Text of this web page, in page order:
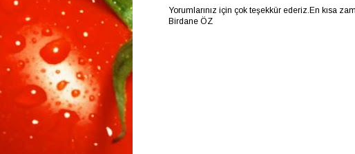
Yorumlarınız için çok teşekkür ederiz.En kısa
Birdane ÖZ